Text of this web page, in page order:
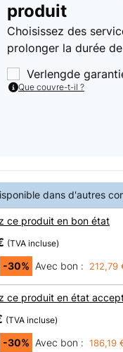
produit
Choisissez des
prolonger la durée
Verlengde
Que couvre-t-il ?
dans d'autres
ce produit en bon état
(TVA incluse)
-30% Avec bon : 212,79
ce produit en état
(TVA incluse)
-30% Avec bon : 186,19